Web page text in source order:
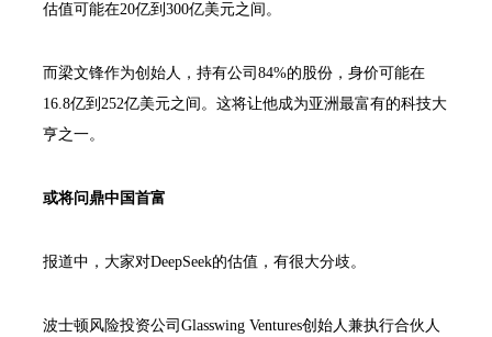
估值可能在20亿到300亿美元之间。
而梁文锋作为创始人，持有公司84%的股份，身价可能在
16.8亿到252亿美元之间。这将让他成为亚洲最富有的科技大
亨之一。
或将问鼎中国首富
报道中，大家对DeepSeek的估值，有很大分歧。
波士顿风险投资公司Glasswing Ventures创始人兼执行合伙人